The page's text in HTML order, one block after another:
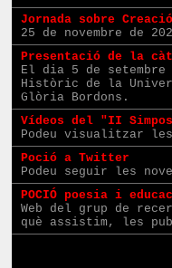
Jornada sobre
25 de novembre de
Presentació de la
El dia 5 de
Històric de la
Glòria Bordons.
Vídeos del "II
Podeu visualitzar
Poció a Twitter
Podeu seguir les
POCIÓ poesia i
Web del grup de
què assistim, les